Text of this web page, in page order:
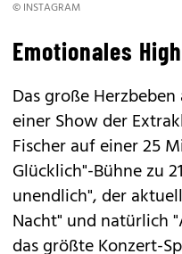
© INSTAGRAM
Emotionales
Das große
einer Show der
Fischer auf einer 25
Glücklich"-Bühne zu
unendlich", der
Nacht" und natürlich
das größte Konzert-